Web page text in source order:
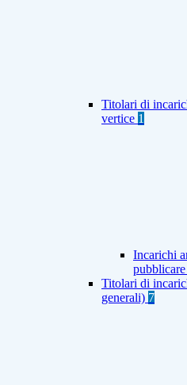
Titolari di
vertice 1
Incarichi
Titolari di
generali) 7